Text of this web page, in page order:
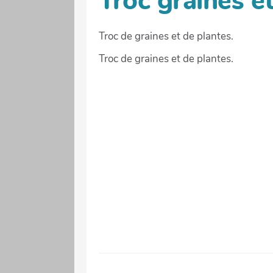
Troc de graines et de plantes.
Troc de graines et de plantes.